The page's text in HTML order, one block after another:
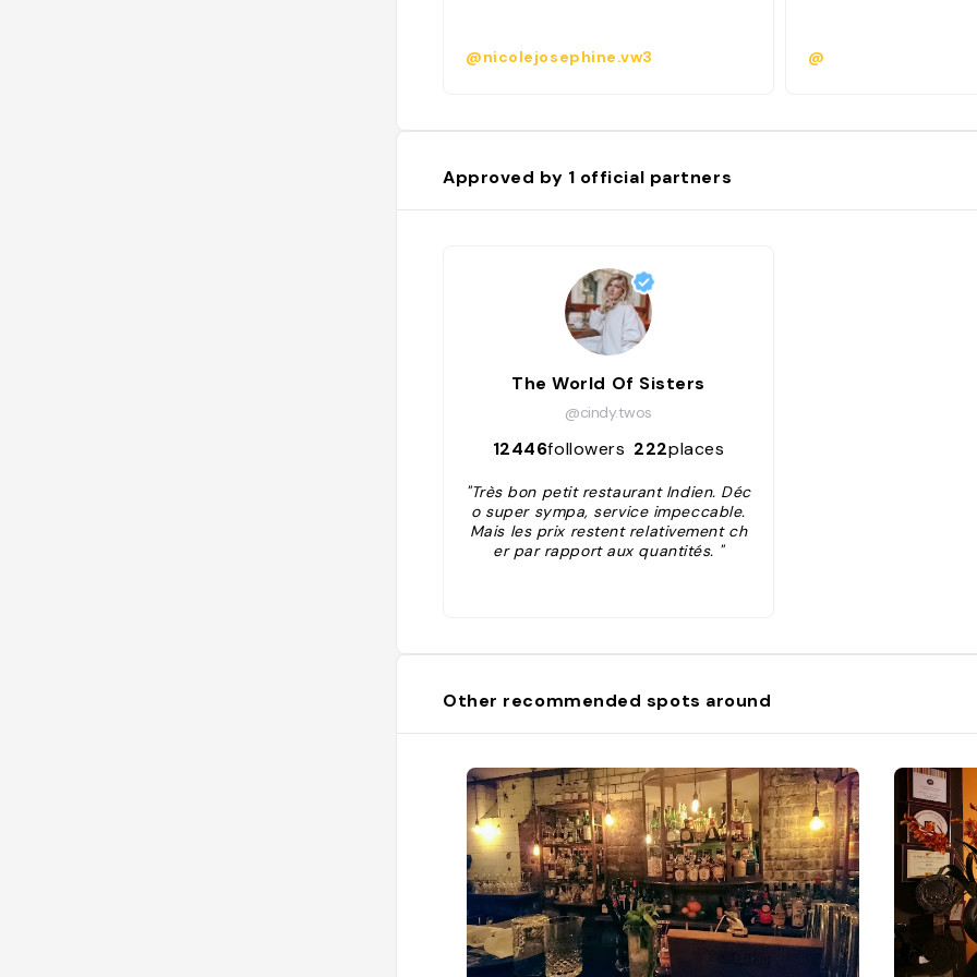
@nicolejosephine.vw3 @
Approved by 1 official partners
The World Of Sisters
@cindy.twos
12446followers 222places
"Très bon petit restaurant Indien. Déc
o super sympa, service impeccable.
Mais les prix restent relativement ch
er par rapport aux quantités. "
Other recommended spots around